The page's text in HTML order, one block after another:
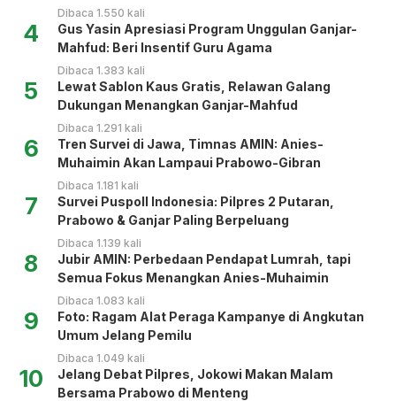
Dibaca 1.550 kali
4
Gus Yasin Apresiasi Program Unggulan Ganjar-
Mahfud: Beri Insentif Guru Agama
Dibaca 1.383 kali
5
Lewat Sablon Kaus Gratis, Relawan Galang
Dukungan Menangkan Ganjar-Mahfud
Dibaca 1.291 kali
6
Tren Survei di Jawa, Timnas AMIN: Anies-
Muhaimin Akan Lampaui Prabowo-Gibran
Dibaca 1.181 kali
7
Survei Puspoll Indonesia: Pilpres 2 Putaran,
Prabowo & Ganjar Paling Berpeluang
Dibaca 1.139 kali
8
Jubir AMIN: Perbedaan Pendapat Lumrah, tapi
Semua Fokus Menangkan Anies-Muhaimin
Dibaca 1.083 kali
9
Foto: Ragam Alat Peraga Kampanye di Angkutan
Umum Jelang Pemilu
Dibaca 1.049 kali
10
Jelang Debat Pilpres, Jokowi Makan Malam
Bersama Prabowo di Menteng